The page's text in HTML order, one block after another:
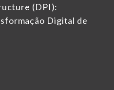
(DPI):
Digital de